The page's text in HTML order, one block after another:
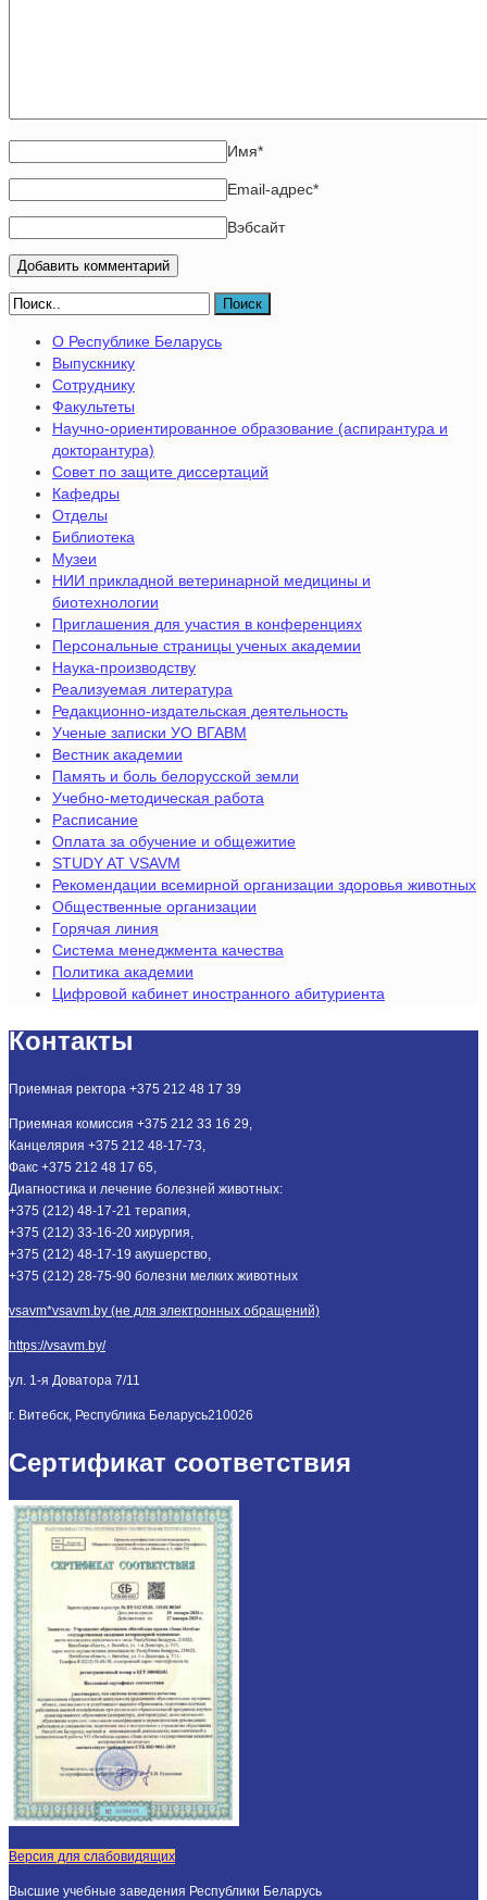
Имя*
Email-адрес*
Вэбсайт
Поиск
О Республике Беларусь
Выпускнику
Сотруднику
Факультеты
Научно-ориентированное образование (аспирантура и
докторантура)
Совет по защите диссертаций
Кафедры
Отделы
Библиотека
Музеи
НИИ прикладной ветеринарной медицины и
биотехнологии
Приглашения для участия в конференциях
Персональные страницы ученых академии
Наука-производству
Реализуемая литература
Редакционно-издательская деятельность
Ученые записки УО ВГАВМ
Вестник академии
Память и боль белорусской земли
Учебно-методическая работа
Расписание
Оплата за обучение и общежитие
STUDY AT VSAVM
Рекомендации всемирной организации здоровья животных
Общественные организации
Горячая линия
Система менеджмента качества
Политика академии
Цифровой кабинет иностранного абитуриента
Контакты
Приемная ректора +375 212 48 17 39
Приемная комиссия +375 212 33 16 29,
Канцелярия +375 212 48-17-73,
Факс +375 212 48 17 65,
Диагностика и лечение болезней животных:
+375 (212) 48-17-21 терапия,
+375 (212) 33-16-20 хирургия,
+375 (212) 48-17-19 акушерство,
+375 (212) 28-75-90 болезни мелких животных
vsavm*vsavm.by (не для электронных обращений)
https://vsavm.by/
ул. 1-я Доватора 7/11
г. Витебск, Республика Беларусь210026
Сертификат соответствия
Версия для слабовидящих
Высшие учебные заведения Республики Беларусь